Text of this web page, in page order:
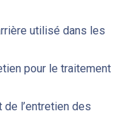
utilisé dans les
pour le traitement
l’entretien des